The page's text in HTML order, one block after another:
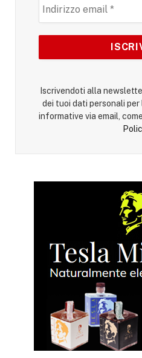
Iscrivendoti alla
dei tuoi dati personali per
informative via email,